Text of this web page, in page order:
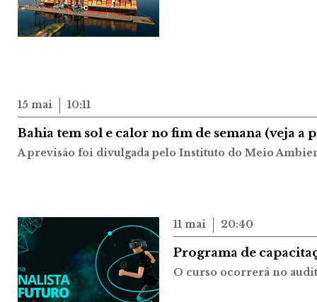
15 mai 10:11
Bahia tem sol e calor no fim de semana (veja a
A previsão foi divulgada pelo Instituto do Meio
11 mai 20:40
Programa de
O curso ocorrerá no